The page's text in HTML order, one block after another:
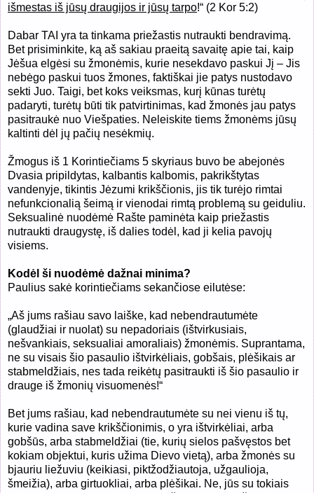
išmestas iš jūsų draugijos ir jūsų tarpo!“ (2 Kor 5:2)
Dabar TAI yra ta tinkama priežastis nutraukti bendravimą.
Bet prisiminkite, ką aš sakiau praeitą savaitę apie tai, kaip
Jėšua elgėsi su žmonėmis, kurie nesekdavo paskui Jį – Jis
nebėgo paskui tuos žmones, faktiškai jie patys nustodavo
sekti Juo. Taigi, bet koks veiksmas, kurį kūnas turėtų
padaryti, turėtų būti tik patvirtinimas, kad žmonės jau patys
pasitraukė nuo Viešpaties. Neleiskite tiems žmonėms jūsų
kaltinti dėl jų pačių nesėkmių.
Žmogus iš 1 Korintiečiams 5 skyriaus buvo be abejonės
Dvasia pripildytas, kalbantis kalbomis, pakrikštytas
vandenyje, tikintis Jėzumi krikščionis, jis tik turėjo rimtai
nefunkcionalią šeimą ir vienodai rimtą problemą su geiduliu.
Seksualinė nuodėmė Rašte paminėta kaip priežastis
nutraukti draugystę, iš dalies todėl, kad ji kelia pavojų
visiems.
Kodėl ši nuodėmė dažnai minima?
Paulius sakė korintiečiams sekančiose eilutėse:
„Aš jums rašiau savo laiške, kad nebendrautumėte
(glaudžiai ir nuolat) su nepadoriais (ištvirkusiais,
nešvankiais, seksualiai amoraliais) žmonėmis. Suprantama,
ne su visais šio pasaulio ištvirkėliais, gobšais, plėšikais ar
stabmeldžiais, nes tada reikėtų pasitraukti iš šio pasaulio ir
drauge iš žmonių visuomenės!“
Bet jums rašiau, kad nebendrautumėte su nei vienu iš tų,
kurie vadina save krikščionimis, o yra ištvirkėliai, arba
gobšūs, arba stabmeldžiai (tie, kurių sielos pašvęstos bet
kokiam objektui, kuris užima Dievo vietą), arba žmonės su
bjauriu liežuviu (keikiasi, piktžodžiautoja, užgaulioja,
šmeižia), arba girtuokliai, arba plėšikai. Ne, jūs su tokiais